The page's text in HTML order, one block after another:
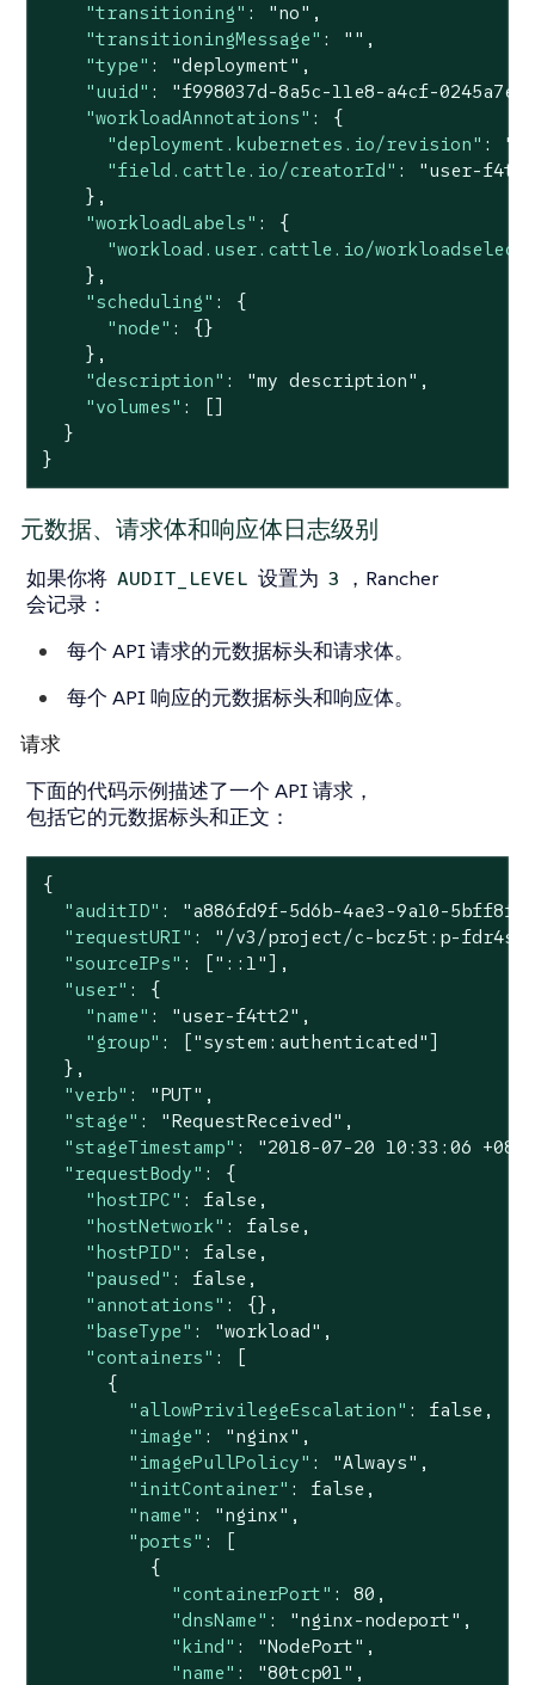
"transitioning" : "no" ,
"transitioningMessage" : "" ,
"type" : "deployment" ,
"uuid" :
"f998037d-8a5c-11e8-a4cf-
"workloadAnnotations" : {
"deployment.kubernetes.io/revision" :
"1"
"field.cattle.io/creatorId" :
"user-
    },
"workloadLabels" : {
"workload.user.cattle.io/
    },
"scheduling" : {
"node" : {}
    },
"description" : "my description" ,
"volumes" : []
  }
}
元数据、请求体和响应体日志级别
如果你将 AUDIT_LEVEL 设置为 3
，Rancher
会记录：
每个 API 请求的元数据标头和请求体。
每个 API 响应的元数据标头和响应体。
请求
下面的代码示例描述了一个 API 请求，
包括它的元数据标头和正文：
{
"auditID" :
"a886fd9f-5d6b-4ae3-9a10-
"requestURI" :
"/v3/project/c-bcz5t:p-fdr4s/
"sourceIPs" : ["::1"],
"user" : {
"name" : "user-f4tt2" ,
"group" : ["system:authenticated"]
  },
"verb" : "PUT" ,
"stage" : "RequestReceived" ,
"stageTimestamp" :
"2018-07-20 10:33:06
"requestBody" : {
"hostIPC" : false,
"hostNetwork" : false,
"hostPID" : false,
"paused" : false,
"annotations" : {},
"baseType" : "workload" ,
"containers" : [
      {
"allowPrivilegeEscalation" : false,
"image" : "nginx" ,
"imagePullPolicy" : "Always" ,
"initContainer" : false,
"name" : "nginx" ,
"ports" : [
          {
"containerPort" : 80 ,
"dnsName" : "nginx-nodeport" ,
"kind" : "NodePort" ,
"name" : "80tcp01" ,